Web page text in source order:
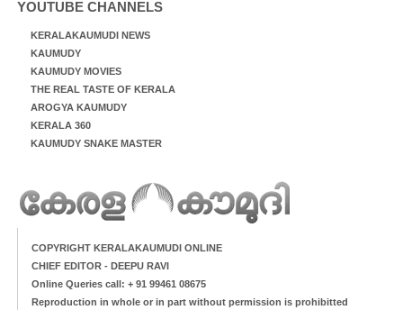
YOUTUBE CHANNELS
KERALAKAUMUDI NEWS
KAUMUDY
KAUMUDY MOVIES
THE REAL TASTE OF KERALA
AROGYA KAUMUDY
KERALA 360
KAUMUDY SNAKE MASTER
COPYRIGHT KERALAKAUMUDI ONLINE
CHIEF EDITOR - DEEPU RAVI
Online Queries call: + 91 99461 08675
Reproduction in whole or in part without permission is prohibitted